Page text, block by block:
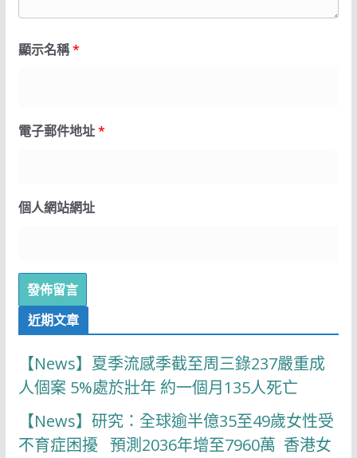
顯示名稱*
電子郵件地址*
個人網站網址
近期文章
【News】夏季流感季截至周三錄237嚴重成
人個案 5%處於壯年 約一個月135人死亡
【News】研究：全球逾半億35至49歲女性受
不育症困擾 預測2036年增至7960萬 香港女